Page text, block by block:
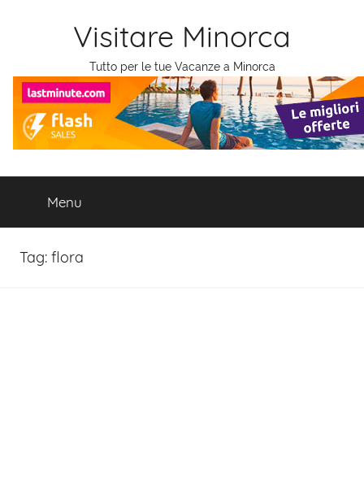
Visitare Minorca
Tutto per le tue Vacanze a Minorca
Menu
Tag: flora